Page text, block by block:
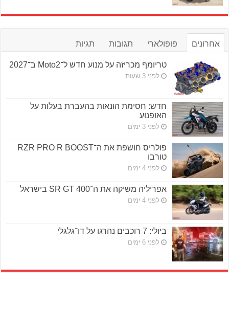
אחרונים פופולארי תגובות תגיות
טריומף מכריזה על מנוע חדש ל־Moto2 ב־2027
לפני 3 שעות
חדש: חסימת הונאות בהעברת בעלות על
האופנוע
לפני 3 ימים
פולריס חושפת את ה־RZR PRO R BOOST
טורבו
לפני 4 ימים
אפריליה משיקה את ה־SR GT 400 בישראל
לפני 4 ימים
ביולי: 7 רוכבים נהרגו על דו־גלגלי
לפני 6 ימים